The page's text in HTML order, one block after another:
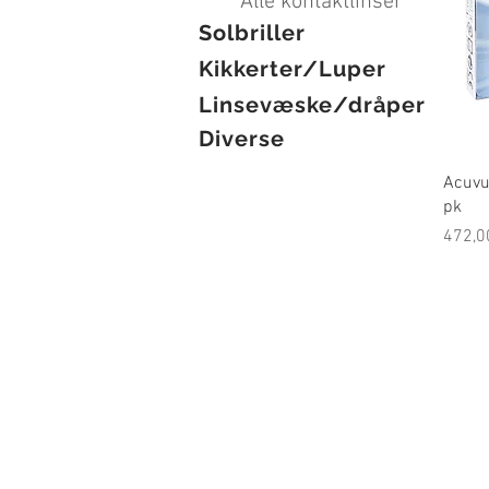
Solbriller
Kikkerter/Luper
Linsevæske/dråper
Diverse
pk
Pris